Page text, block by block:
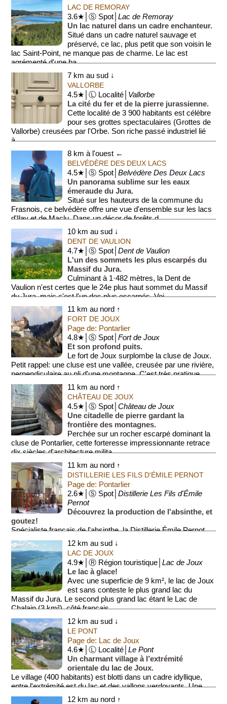
LAC DE REMORAY
3.6★│Ⓢ Spot│Lac de Remoray
Un lac naturel dans un cadre enchanteur.
Situé dans un cadre naturel sauvage et
préservé, ce lac, plus petit que son voisin le
lac Saint-Point, ne manque pas de charme. Le lac est
agrémenté d'une ba...
7 km au sud ↓
VALLORBE
4.5★│Ⓛ Localité│ Vallorbe
La cité du fer et de la pierre jurassienne.
Cette localité de 3 900 habitants est célèbre
pour ses grottes spectaculaires (Grottes de
Vallorbe) creusées par l'Orbe. Son riche passé industriel lié
à...
8 km à l'ouest ←
BELVÉDÈRE DES DEUX LACS
4.5★│Ⓢ Spot│Belvédère Des Deux Lacs
Un panorama sublime sur les eaux
émeraude du Jura.
Situé sur les hauteurs de la commune du
Frasnois, ce belvédère offre une vue d'ensemble sur les lacs
d'Ilay et de Maclu. Dans un décor de forêts d...
10 km au sud ↓
DENT DE VAULION
4.7★│Ⓢ Spot│Dent de Vaulion
L'un des sommets les plus escarpés du
Massif du Jura.
Culminant à 1·482 mètres, la Dent de
Vaulion n'est certes que le 24e plus haut sommet du Massif
du Jura, mais c'est l'un des plus escarpés. Voi...
11 km au nord ↑
FORT DE JOUX
Page de: Pontarlier
4.8★│Ⓢ Spot│Fort de Joux
Et son profond puits.
Le fort de Joux surplombe la cluse de Joux.
Petit rappel: une cluse est une vallée, creusée par une rivière,
perpendiculaire au pli d'une montagne. C'est très pratique
pour tra...
11 km au nord ↑
CHÂTEAU DE JOUX
4.5★│Ⓢ Spot│Château de Joux
Une citadelle de pierre gardant la
frontière des montagnes.
Perchée sur un rocher escarpé dominant la
cluse de Pontarlier, cette forteresse impressionnante retrace
dix siècles d'architecture milita...
11 km au nord ↑
DISTILLERIE LES FILS D'ÉMILE PERNOT
Page de: Pontarlier
2.6★│Ⓢ Spot│Distillerie Les Fils d'Émile
Pernot
Découvrez la production de l'absinthe, et
goutez!
Spécialiste français de l'absinthe, la Distillerie Émile Pernot
vous accueille dans un cadre unique et vous propose de vous
imprégner du terroir du...
12 km au sud ↓
LAC DE JOUX
4.9★│Ⓡ Région touristique│Lac de Joux
Le lac à glace!
Avec une superficie de 9 km², le lac de Joux
est sans conteste le plus grand lac du
Massif du Jura. Le second plus grand lac étant le Lac de
Chalain (3 km²), côté français.
C...
12 km au sud ↓
LE PONT
Page de: Lac de Joux
4.6★│Ⓛ Localité│Le Pont
Un charmant village à l’extrémité
orientale du lac de Joux.
Le village (400 habitants) est blotti dans un cadre idyllique,
entre l'extrémité est du lac et des vallons verdoyants. Une
agréable p...
12 km au nord ↑